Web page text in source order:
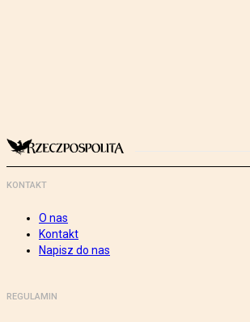
KONTAKT
O nas
Kontakt
Napisz do nas
REGULAMIN